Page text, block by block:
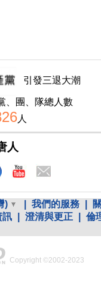
引發三退大潮
、團、隊總人數
人
人
) 我們的服務
關
訊 澄清與更正
倫
Copyright ©2002-2023